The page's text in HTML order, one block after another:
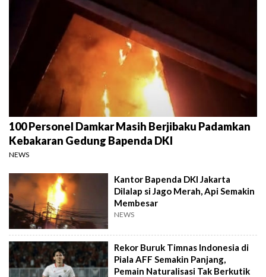
100 Personel Damkar Masih Berjibaku Padamkan
Kebakaran Gedung Bapenda DKI
NEWS
Kantor Bapenda DKI Jakarta
Dilalap si Jago Merah, Api Semakin
Membesar
NEWS
Rekor Buruk Timnas Indonesia di
Piala AFF Semakin Panjang,
Pemain Naturalisasi Tak Berkutik